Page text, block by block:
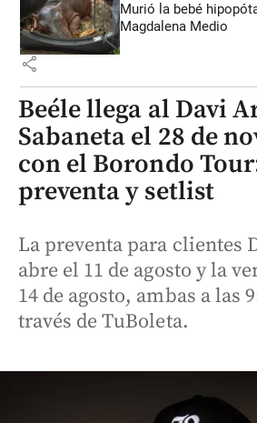
Murió la bebé
Magdalena Medio
share
Beéle llega al Davi
Sabaneta el 28 de
con el Borondo
preventa y setlist
La preventa para clientes
abre el 11 de agosto y la
14 de agosto, ambas a las
través de TuBoleta.